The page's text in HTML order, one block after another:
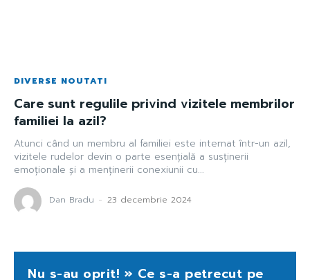
DIVERSE NOUTATI
Care sunt regulile privind vizitele membrilor
familiei la azil?
Atunci când un membru al familiei este internat într-un azil,
vizitele rudelor devin o parte esențială a susținerii
emoționale și a menținerii conexiunii cu...
Dan Bradu - 23 decembrie 2024
Nu s-au oprit! » Ce s-a petrecut pe